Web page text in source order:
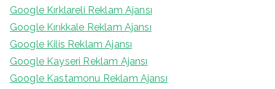
Google Kırklareli Reklam Ajansı
Google Kırıkkale Reklam Ajansı
Google Kilis Reklam Ajansı
Google Kayseri Reklam Ajansı
Google Kastamonu Reklam Ajansı